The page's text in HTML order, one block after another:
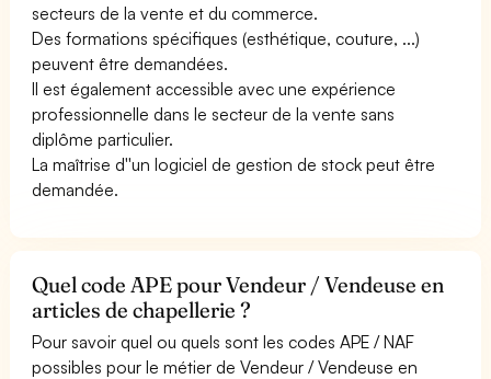
secteurs de la vente et du commerce.
Des formations spécifiques (esthétique, couture, ...)
peuvent être demandées.
Il est également accessible avec une expérience
professionnelle dans le secteur de la vente sans
diplôme particulier.
La maîtrise d''un logiciel de gestion de stock peut être
demandée.
Quel code APE pour Vendeur / Vendeuse en
articles de chapellerie ?
Pour savoir quel ou quels sont les codes APE / NAF
possibles pour le métier de Vendeur / Vendeuse en